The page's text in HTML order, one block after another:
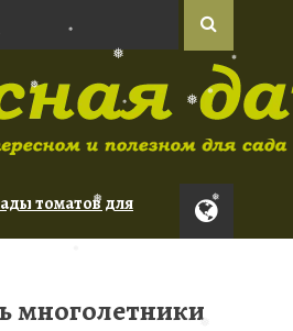
❅
❅
❅
томатов для
уходу для
изгороди
многолетники